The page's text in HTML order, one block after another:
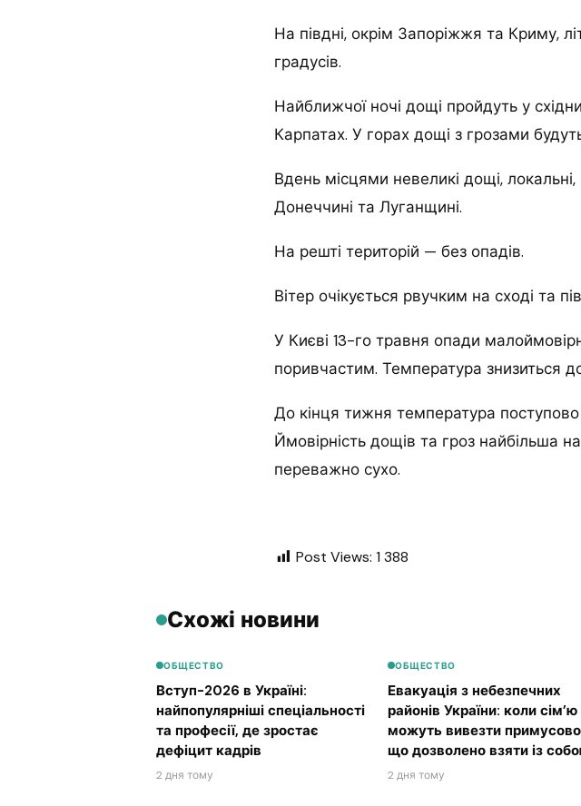
На півдні, окрім Запоріжжя та Криму,
градусів.
Найближчої ночі дощі пройдуть у
Карпатах. У горах дощі з грозами
Вдень місцями невеликі дощі,
Донеччині та Луганщині.
На решті територій — без опадів.
Вітер очікується рвучким на сході та
У Києві 13-го травня опади
поривчастим. Температура знизиться
До кінця тижня температура поступово
Ймовірність дощів та гроз найбільша
переважно сухо.
Post Views: 1 388
Схожі новини
ОБЩЕСТВО
Вступ-2026 в Україні:
найпопулярніші спеціальності
та професії, де зростає
дефіцит кадрів
2 дня тому
ОБЩЕСТВО
Евакуація з небезпечних
районів України: коли сім’ю
можуть вивезти примусово
що дозволено взяти із
2 дня тому